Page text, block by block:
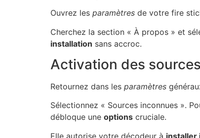
Ouvrez les paramètres de votre fire
Cherchez la section « À propos » et
installation sans accroc.
Activation des
Retournez dans les paramètres
Sélectionnez « Sources inconnues ».
débloque une options cruciale.
Elle autorise votre décodeur à installer